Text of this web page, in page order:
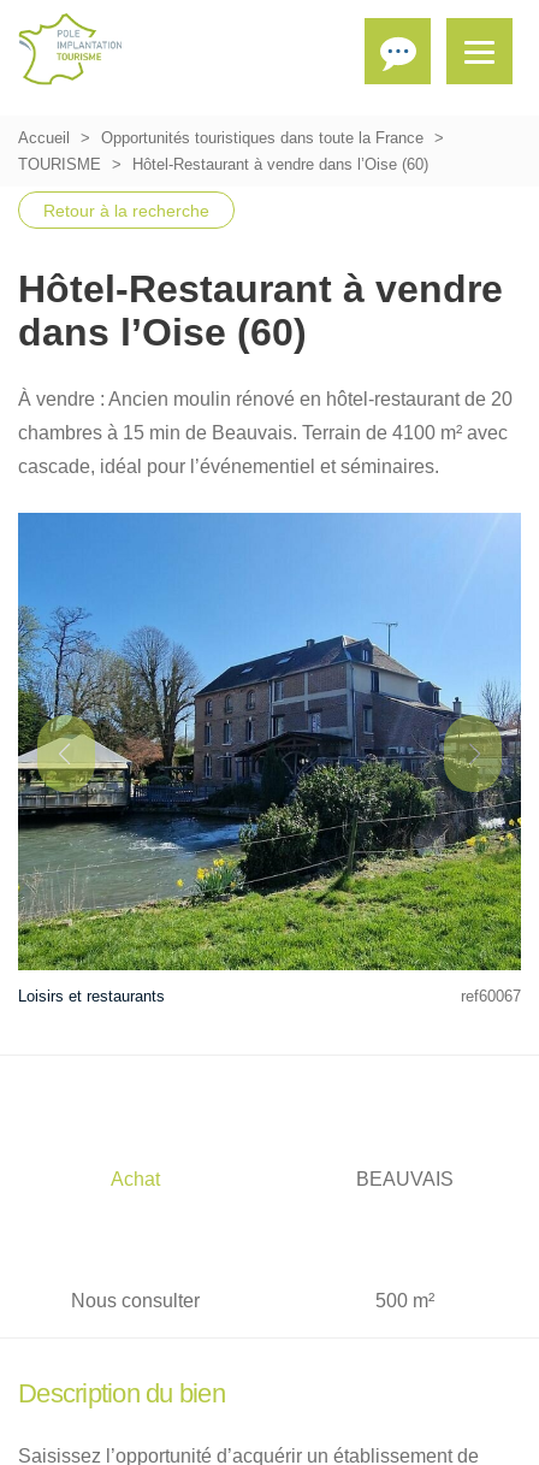
Accueil
Opportunités touristiques dans toute la France
TOURISME
Hôtel-Restaurant à vendre dans l’Oise (60)
Retour à la recherche
Hôtel-Restaurant à vendre
dans l’Oise (60)
À vendre : Ancien moulin rénové en hôtel-restaurant de 20
chambres à 15 min de Beauvais. Terrain de 4100 m² avec
cascade, idéal pour l’événementiel et séminaires.
Loisirs et restaurants ref60067
Achat BEAUVAIS
Nous consulter 500 m²
Description du bien
Saisissez l’opportunité d’acquérir un établissement de